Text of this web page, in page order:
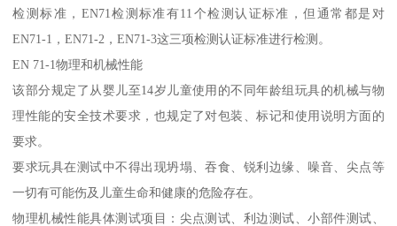
检测标准，EN71检测标准有11个检测认证标准，但通常都是对
EN71-1，EN71-2，EN71-3这三项检测认证标准进行检测。
EN 71-1物理和机械性能
该部分规定了从婴儿至14岁儿童使用的不同年龄组玩具的机械与物
理性能的安全技术要求，也规定了对包装、标记和使用说明方面的
要求。
要求玩具在测试中不得出现坍塌、吞食、锐利边缘、噪音、尖点等
一切有可能伤及儿童生命和健康的危险存在。
物理机械性能具体测试项目：尖点测试、利边测试、小部件测试、